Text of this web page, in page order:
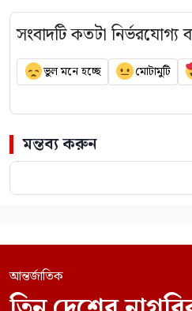
সংবাদটি কতটা নির্ভরযোগ্য
ভুল মনে হচ্ছে মোটামুটি
মন্তব্য করুন
আন্তর্জাতিক